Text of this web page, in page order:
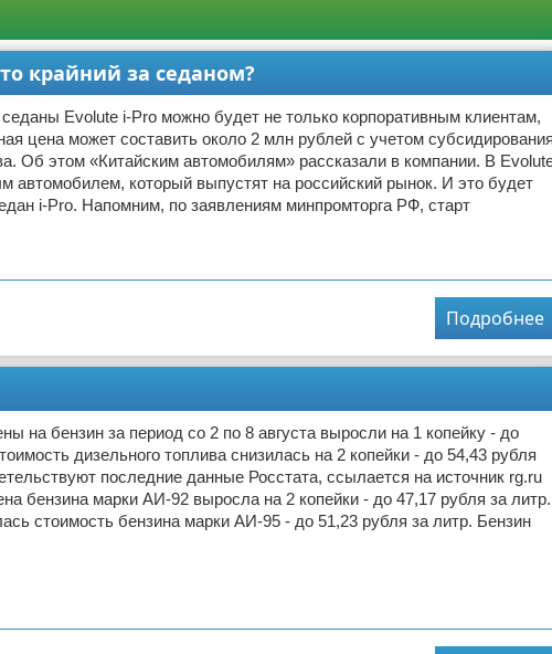
крайний за седаном?
седаны Evolute i-Pro можно будет не только корпоративным клиентам,
цена может составить около 2 млн рублей с учетом субсидирования
Об этом «Китайским автомобилям» рассказали в компании. В
автомобилем, который выпустят на российский рынок. И это будет
i-Pro. Напомним, по заявлениям минпромторга РФ, старт
Подробнее
на бензин за период со 2 по 8 августа выросли на 1 копейку - до
дизельного топлива снизилась на 2 копейки - до 54,43 рубля
последние данные Росстата, ссылается на источник rg.ru
бензина марки АИ-92 выросла на 2 копейки - до 47,17 рубля за литр.
стоимость бензина марки АИ-95 - до 51,23 рубля за литр. Бензин